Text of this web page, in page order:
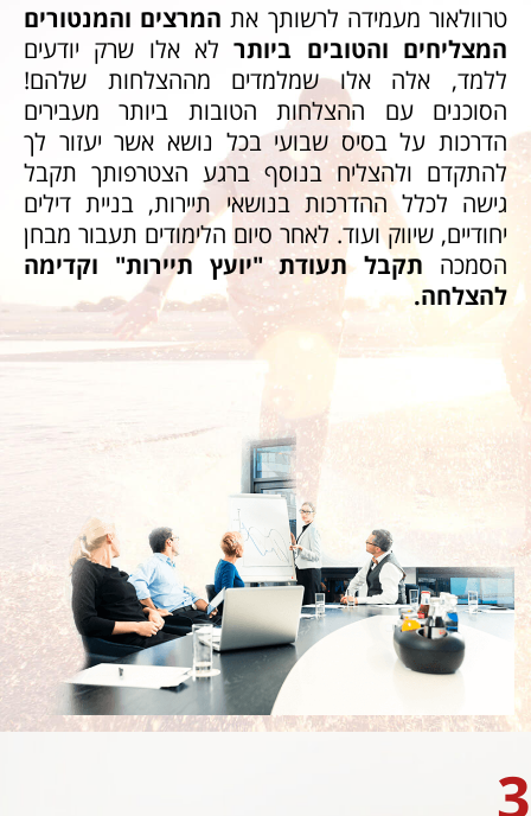
טרוולאור מעמידה לרשותך אתהמרצים והמנטורים
המצליחים והטובים ביותרלא אלו שרק יודעים
ללמד, אלה אלו שמלמדים מההצלחות שלהם!
הסוכנים עם ההצלחות הטובות ביותר מעבירים
הדרכות על בסיס שבועי בכל נושא אשר יעזור לך
להתקדם ולהצליח בנוסף ברגע הצטרפותך תקבל
גישה לכלל ההדרכות בנושאי תיירות, בניית דילים
יחודיים, שיווק ועוד. לאחר סיום הלימודים תעבור מבחן
הסמכה תקבל תעודת "יועץ תיירות" וקדימה
להצלחה.
3